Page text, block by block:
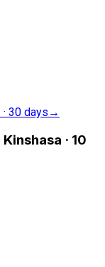
30 days →
· 10